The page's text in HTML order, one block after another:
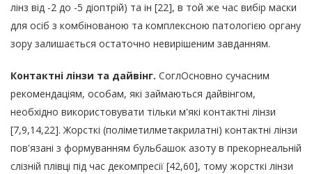
лінз від -2 до -5 діоптрій) та ін [22], в той же час вибір маски
для осіб з комбінованою та комплексною патологією органу
зору залишається остаточно невирішеним завданням.
Контактні лінзи та дайвінг. СоглОсновно сучасним
рекомендаціям, особам, які займаються дайвінгом,
необхідно використовувати тільки м'які контактні лінзи
[7,9,14,22]. Жорсткі (поліметилметакрилатні) контактні лінзи
пов'язані з формуванням бульбашок азоту в прекорнеальній
слізній плівці під час декомпресії [42,60], тому жорсткі лінзи